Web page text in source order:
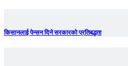
किसानलाई पेन्सन दिने सरकारको प्रतिबद्धता